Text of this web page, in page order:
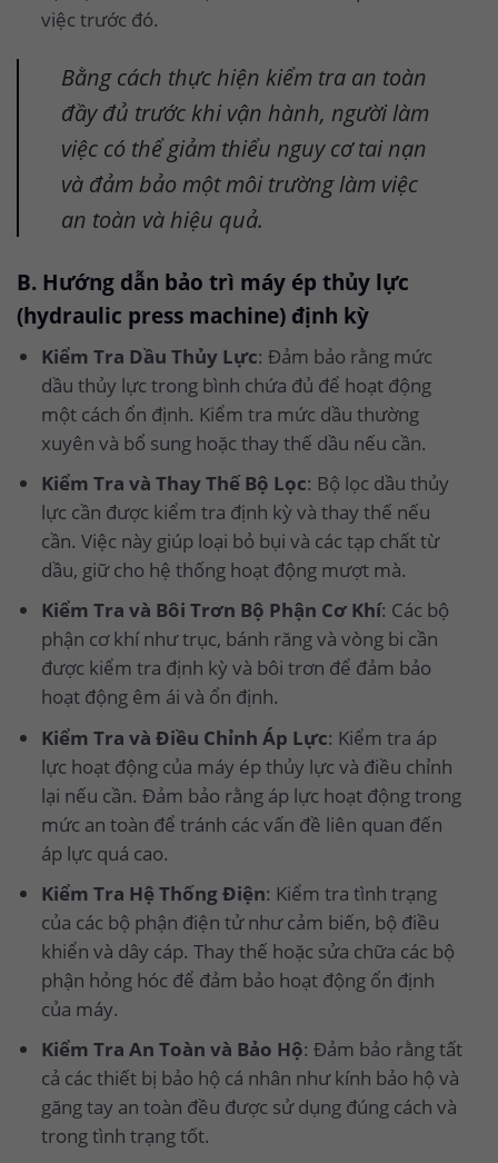
việc trước đó.
Bằng cách thực hiện kiểm tra an toàn
đầy đủ trước khi vận hành, người làm
việc có thể giảm thiểu nguy cơ tai nạn
và đảm bảo một môi trường làm việc
an toàn và hiệu quả.
B. Hướng dẫn bảo trì máy ép thủy lực
(hydraulic press machine) định kỳ
Kiểm Tra Dầu Thủy Lực: Đảm bảo rằng mức
dầu thủy lực trong bình chứa đủ để hoạt động
một cách ổn định. Kiểm tra mức dầu thường
xuyên và bổ sung hoặc thay thế dầu nếu cần.
Kiểm Tra và Thay Thế Bộ Lọc: Bộ lọc dầu thủy
lực cần được kiểm tra định kỳ và thay thế nếu
cần. Việc này giúp loại bỏ bụi và các tạp chất từ
dầu, giữ cho hệ thống hoạt động mượt mà.
Kiểm Tra và Bôi Trơn Bộ Phận Cơ Khí: Các bộ
phận cơ khí như trục, bánh răng và vòng bi cần
được kiểm tra định kỳ và bôi trơn để đảm bảo
hoạt động êm ái và ổn định.
Kiểm Tra và Điều Chỉnh Áp Lực: Kiểm tra áp
lực hoạt động của máy ép thủy lực và điều chỉnh
lại nếu cần. Đảm bảo rằng áp lực hoạt động trong
mức an toàn để tránh các vấn đề liên quan đến
áp lực quá cao.
Kiểm Tra Hệ Thống Điện: Kiểm tra tình trạng
của các bộ phận điện tử như cảm biến, bộ điều
khiển và dây cáp. Thay thế hoặc sửa chữa các bộ
phận hỏng hóc để đảm bảo hoạt động ổn định
của máy.
Kiểm Tra An Toàn và Bảo Hộ: Đảm bảo rằng tất
cả các thiết bị bảo hộ cá nhân như kính bảo hộ và
găng tay an toàn đều được sử dụng đúng cách và
trong tình trạng tốt.